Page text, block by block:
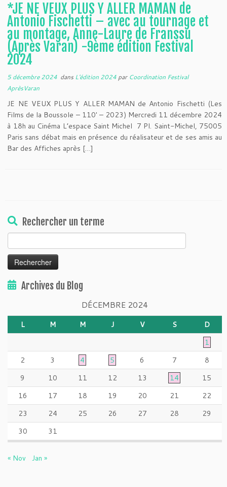
*JE NE VEUX PLUS Y ALLER MAMAN de
Antonio Fischetti – avec au tournage et
au montage, Anne-Laure de Franssu
(Après Varan) -9ème édition Festival
2024
5 décembre 2024 dans L'édition 2024 par Coordination Festival
AprèsVaran
JE NE VEUX PLUS Y ALLER MAMAN de Antonio Fischetti (Les
Films de la Boussole – 110′ – 2023) Mercredi 11 décembre 2024
à 18h au Cinéma L’espace Saint Michel 7 Pl. Saint-Michel, 75005
Paris sans débat mais en présence du réalisateur et de ses amis au
Bar des Affiches après […]
Rechercher un terme
Archives du Blog
DÉCEMBRE 2024
L M M J V S
D
1
2
3 4 5 6 7
8
9
10 11 12 13 14
15
16
17 18 19 20 21
22
23
24 25 26 27 28
29
30
31
« Nov Jan »